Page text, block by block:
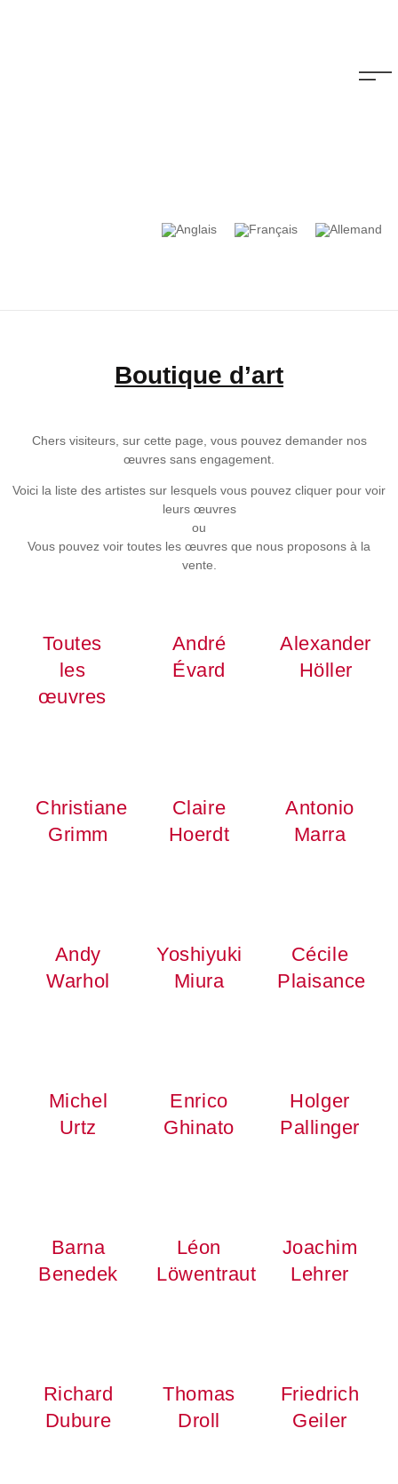
Boutique d’art
Chers visiteurs, sur cette page, vous pouvez demander nos
œuvres sans engagement.
Voici la liste des artistes sur lesquels vous pouvez cliquer pour voir
leurs œuvres
ou
Vous pouvez voir toutes les œuvres que nous proposons à la
vente.
Toutes
les
œuvres
André
Évard
Alexander
Höller
Christiane
Grimm
Claire
Hoerdt
Antonio
Marra
Andy
Warhol
Yoshiyuki
Miura
Cécile
Plaisance
Michel
Urtz
Enrico
Ghinato
Holger
Pallinger
Barna
Benedek
Léon
Löwentraut
Joachim
Lehrer
Richard
Dubure
Thomas
Droll
Friedrich
Geiler